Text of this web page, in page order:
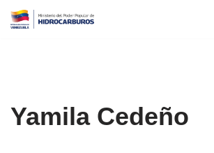
Yamila Cedeño